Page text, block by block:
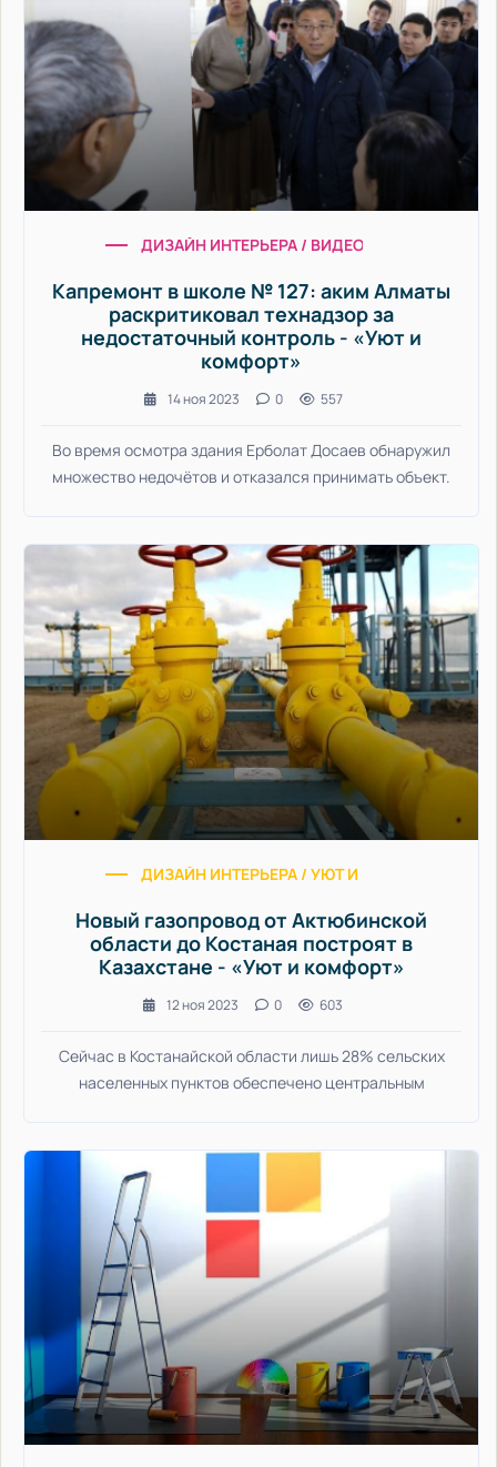
ДИЗАЙН ИНТЕРЬЕРА / ВИДЕО НОВОСТИ /
Капремонт в школе № 127: аким Алматы
раскритиковал технадзор за
недостаточный контроль - «Уют и
комфорт»
14 ноя 2023 0 557
Во время осмотра здания Ерболат Досаев обнаружил
множество недочётов и отказался принимать объект.
ДИЗАЙН ИНТЕРЬЕРА / УЮТ И КОМФОРТ
Новый газопровод от Актюбинской
области до Костаная построят в
Казахстане - «Уют и комфорт»
12 ноя 2023 0 603
Сейчас в Костанайской области лишь 28% сельских
населенных пунктов обеспечено центральным